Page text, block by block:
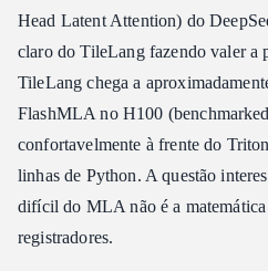
Head Latent Attention) do
claro do TileLang fazendo valer a
TileLang chega a
FlashMLA no H100
confortavelmente à frente do
linhas de Python. A questão
difícil do MLA não é a
registradores.